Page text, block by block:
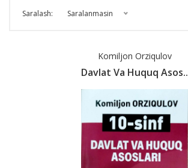
Saralash: Saralanmasin
Komiljon Orziqulov
Davlat Va Huquq Asos..